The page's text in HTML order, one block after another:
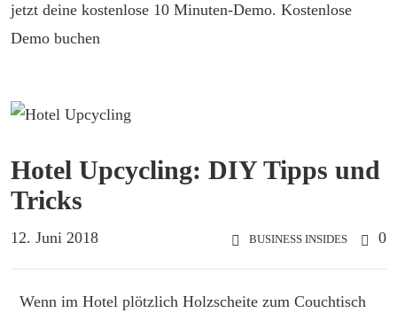
jetzt deine kostenlose 10 Minuten-Demo. Kostenlose
Demo buchen
Hotel Upcycling: DIY Tipps und
Tricks
12. Juni 2018 BUSINESS INSIDES 0
Wenn im Hotel plötzlich Holzscheite zum Couchtisch